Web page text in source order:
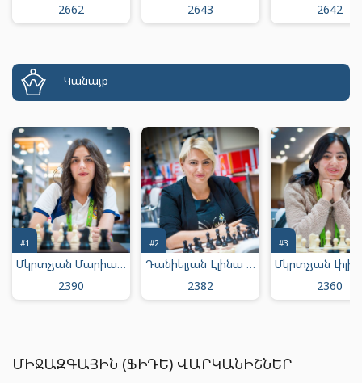
2662
2643
2642
Կանայք
Մկրտչյան Մարիամ Արմենի
2390
#1
Դանիելյան Էլինա Յուրայի
2382
#2
2360
#3
ՄԻՋԱԶԳԱՅԻՆ (ՖԻԴԵ) ՎԱՐԿԱՆԻՇՆԵՐ